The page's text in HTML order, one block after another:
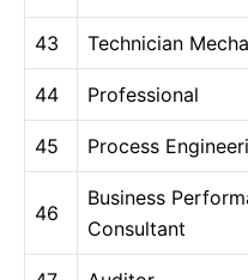
43 Technician
44 Professional
45 Process
46
Business
Consultant